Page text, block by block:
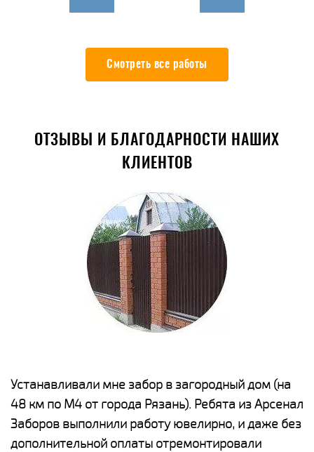
Смотреть все работы
ОТЗЫВЫ И БЛАГОДАРНОСТИ НАШИХ
КЛИЕНТОВ
Устанавливали мне забор в загородный дом (на
48 км по М4 от города Рязань). Ребята из Арсенал
Заборов выполнили работу ювелирно, и даже без
дополнительной оплаты отремонтировали